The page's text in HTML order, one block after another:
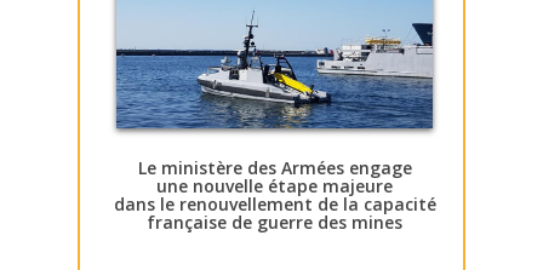
Le ministère des Armées engage
une nouvelle étape majeure
dans le renouvellement de la capacité
française de guerre des mines